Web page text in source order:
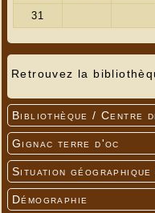
Retrouvez la
Bibliothèque / Centre
Gignac terre d'oc
Situation
Démographie